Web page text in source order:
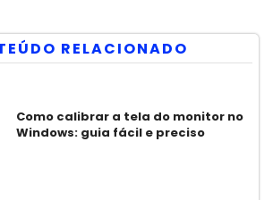
RELACIONADO
Como calibrar a tela do monitor no
Windows: guia fácil e preciso